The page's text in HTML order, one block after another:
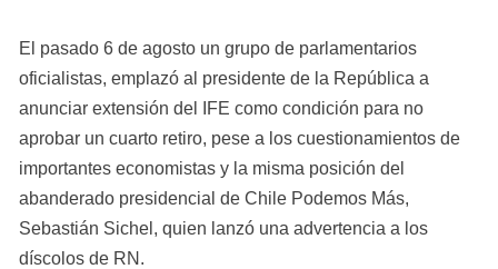
El pasado 6 de agosto un grupo de parlamentarios
oficialistas, emplazó al presidente de la República a
anunciar extensión del IFE como condición para no
aprobar un cuarto retiro, pese a los cuestionamientos de
importantes economistas y la misma posición del
abanderado presidencial de Chile Podemos Más,
Sebastián Sichel, quien lanzó una advertencia a los
díscolos de RN.